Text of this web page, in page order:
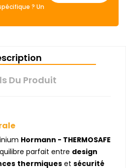
? Un
Du Produit
Hormann - THERMOSAFE
parfait entre design
thermiques et sécurité